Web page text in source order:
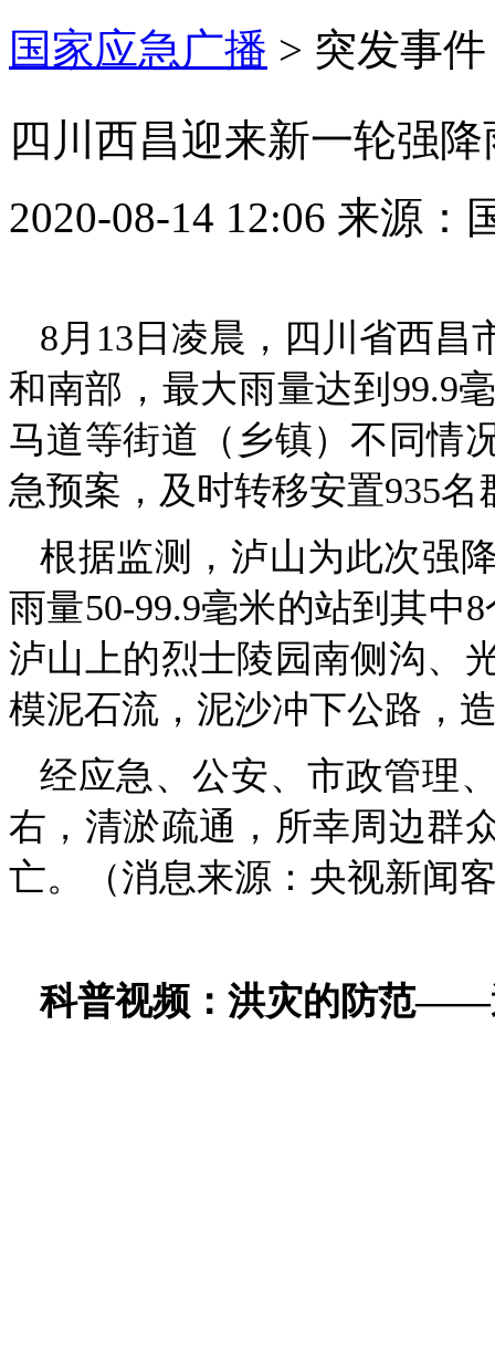
国家应急广播 > 突发事件
四川西昌迎来新一轮强
2020-08-14 12:06 来源：
8月13日凌晨，四川省西昌
和南部，最大雨量达到99.9
马道等街道（乡镇）不同情
急预案，及时转移安置935
根据监测，泸山为此次强
雨量50-99.9毫米的站到其中
泸山上的烈士陵园南侧沟、
模泥石流，泥沙冲下公路，
经应急、公安、市政管理
右，清淤疏通，所幸周边群
亡。（消息来源：央视新闻
科普视频：洪灾的防范——